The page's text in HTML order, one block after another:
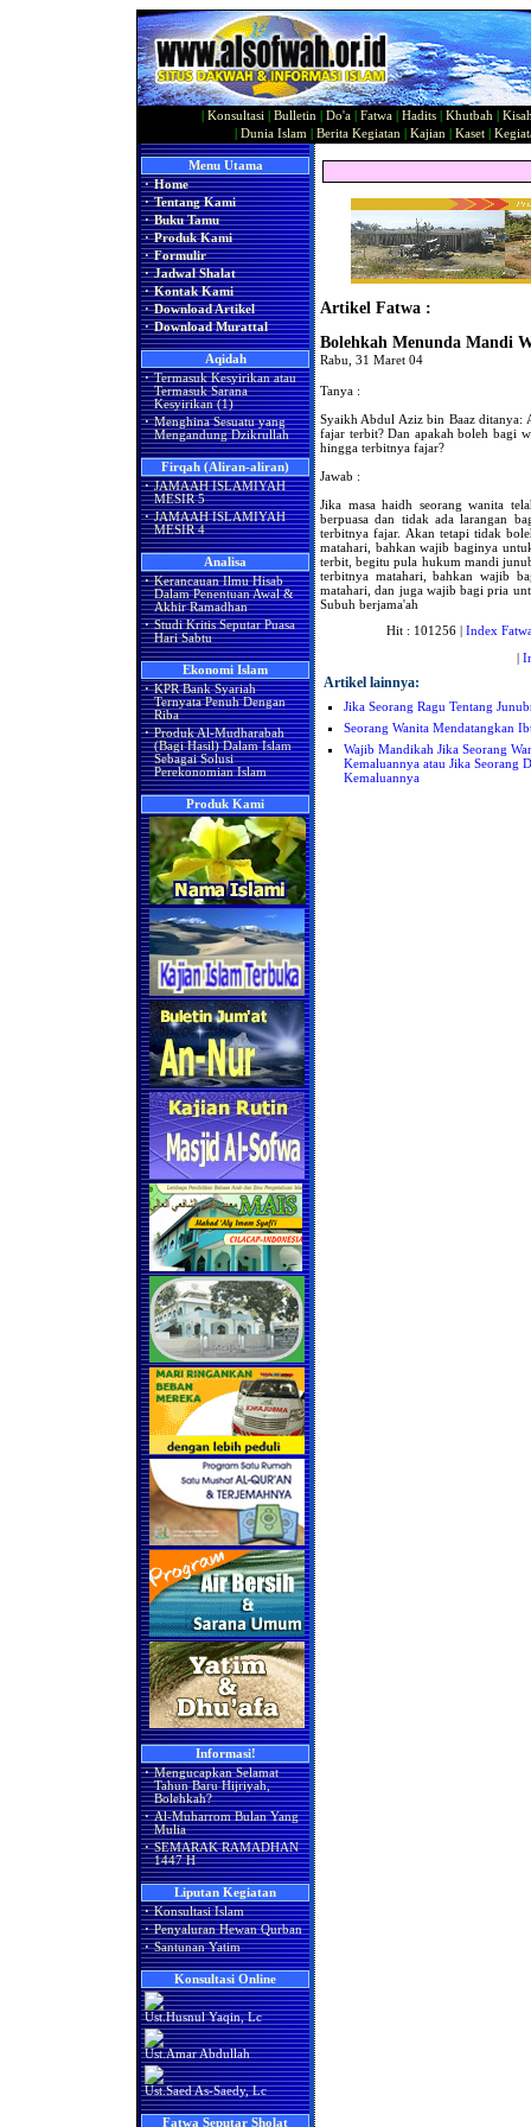
Konsultasi Bulletin Do'a Fatwa Hadits Khutbah
Dunia Islam Berita Kegiatan Kajian Kaset|
Menu Utama
· Home
· Tentang Kami
· Buku Tamu
· Produk Kami
· Formulir
· Jadwal Shalat
· Kontak Kami
· Download Artikel
· Download Murattal
Aqidah
· Termasuk Kesyirikan atau
Termasuk Sarana
Kesyirikan (1)
· Menghina Sesuatu yang
Mengandung Dzikrullah
Firqah (Aliran-aliran)
· JAMAAH ISLAMIYAH
MESIR 5
· JAMAAH ISLAMIYAH
MESIR 4
Analisa
· Kerancauan Ilmu Hisab
Dalam Penentuan Awal &
Akhir Ramadhan
· Studi Kritis Seputar Puasa
Hari Sabtu
Ekonomi Islam
· KPR Bank Syariah
Ternyata Penuh Dengan
Riba
· Produk Al-Mudharabah
(Bagi Hasil) Dalam Islam
Sebagai Solusi
Perekonomian Islam
Produk Kami
Informasi!
· Mengucapkan Selamat
Tahun Baru Hijriyah,
Bolehkah?
· Al-Muharrom Bulan Yang
Mulia
· SEMARAK RAMADHAN
1447 H
Liputan Kegiatan
· Konsultasi Islam
· Penyaluran Hewan Qurban
· Santunan Yatim
Konsultasi Online
Ust.Husnul Yaqin, Lc
Ust.Amar Abdullah
Ust.Saed As-Saedy, Lc
Fatwa Seputar Sholat
Artikel Fatwa :
Bolehkah Menunda Mandi
Rabu, 31 Maret 04
Tanya :
Syaikh Abdul Aziz bin Baaz ditanya:
fajar terbit? Dan apakah boleh bagi
hingga terbitnya fajar?
Jawab :
Jika masa haidh seorang wanita
berpuasa dan tidak ada larangan
terbitnya fajar. Akan tetapi tidak
matahari, bahkan wajib baginya
terbit, begitu pula hukum mandi
terbitnya matahari, bahkan wajib
matahari, dan juga wajib bagi pria
Subuh berjama'ah
Hit : 101256 | Index
|
Artikel lainnya:
Jika Seorang Ragu Tentang
Seorang Wanita Mendatangkan
Wajib Mandikah Jika Seorang
Kemaluannya atau Jika Seorang
Kemaluannya